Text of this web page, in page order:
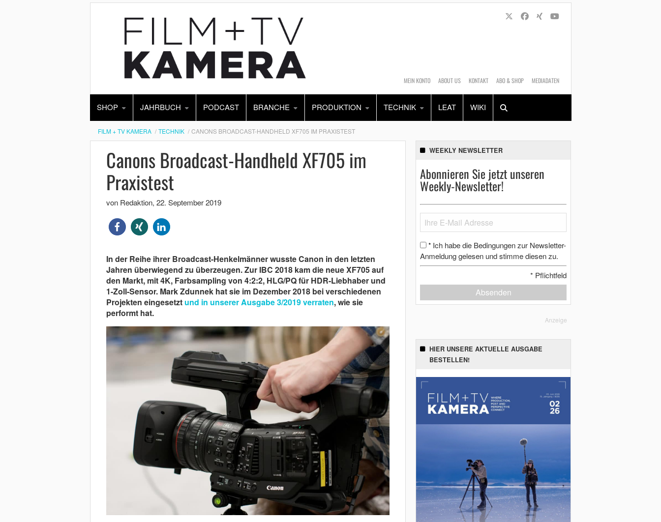
MEIN KONTO ABOUT US KONTAKT ABO & SHOP MEDIADATEN
SHOP JAHRBUCH PODCAST BRANCHE PRODUKTION TECHNIK LEAT WIKI
Alles Shop
FILM + TV KAMERA TECHNIK CANONS BROADCAST-HANDHELD XF705 IM PRAXISTEST
Canons Broadcast-Handheld XF705 im
Praxistest
von Redaktion, 22. September 2019
In der Reihe ihrer Broadcast-Henkelmänner wusste Canon in den letzten
Jahren überwiegend zu überzeugen. Zur IBC 2018 kam die neue XF705 auf
den Markt, mit 4K, Farbsampling von 4:2:2, HLG/PQ für HDR-Liebhaber und
1-Zoll-Sensor. Mark Zdunnek hat sie im Dezember 2018 bei verschiedenen
Projekten eingesetzt und in unserer Ausgabe 3/2019 verraten, wie sie
performt hat.
WEEKLY NEWSLETTER
Abonnieren Sie jetzt unseren
Weekly-Newsletter!
* Ich habe die Bedingungen zur Newsletter-
Anmeldung gelesen und stimme diesen zu.
* Pflichtfeld
Absenden
Anzeige
HIER UNSERE AKTUELLE AUSGABE
BESTELLEN!